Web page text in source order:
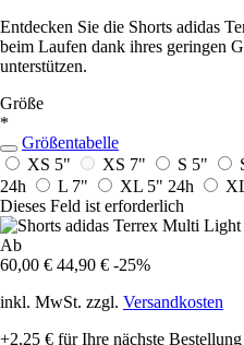
Entdecken Sie die Shorts adidas
beim Laufen dank ihres geringen
unterstützen.
Größe
*
Größentabelle
XS 5"
XS 7" S 5"
24h
L 7" XL 5" 24h
Dieses Feld ist erforderlich
Ab
60,00 € 44,90 € -25%
inkl. MwSt. zzgl. Versandkosten
+2,25 € für Ihre nächste